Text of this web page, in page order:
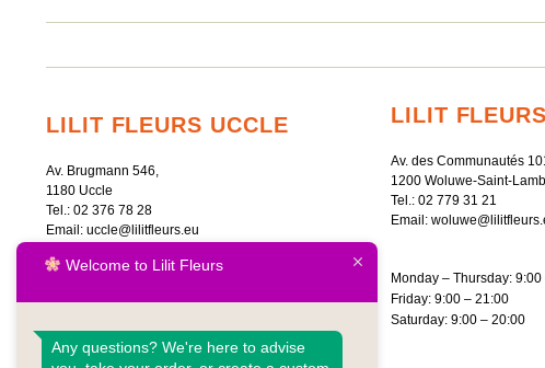
LILIT FLEURS UCCLE
Av. Brugmann 546,
1180 Uccle
Tel.: 02 376 78 28
Email: uccle@lilitfleurs.eu
LILIT
Av. des Communautés
1200 Woluwe-Saint-
Tel.: 02 779 31 21
Email:
Monday – Thursday:
Friday: 9:00 – 21:00
Saturday: 9:00 – 20:00
Welcome to Lilit Fleurs
Any questions? We're here to advise